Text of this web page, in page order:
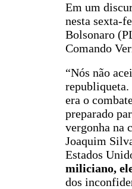
Em um
nesta sexta-
Bolsonaro
Comando
“Nós não
republiqueta.
era o
preparado
vergonha na
Joaquim
Estados
miliciano,
dos